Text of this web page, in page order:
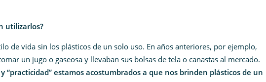
utilizarlos?
de vida sin los plásticos de un solo uso. En años anteriores, por ejemplo,
un jugo o gaseosa y llevaban sus bolsas de tela o canastas al mercado.
“practicidad” estamos acostumbrados a que nos brinden plásticos de un